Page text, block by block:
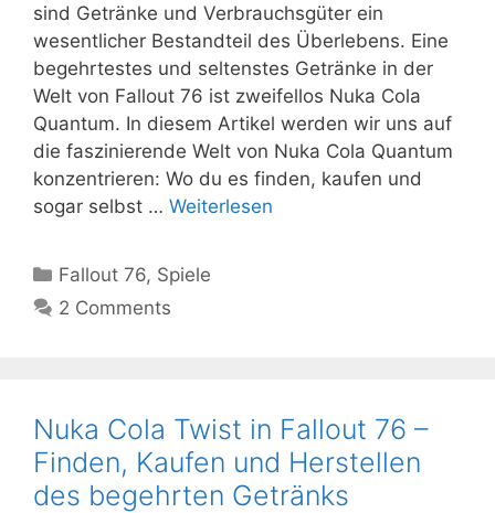
sind Getränke und Verbrauchsgüter ein
wesentlicher Bestandteil des Überlebens. Eine
begehrtestes und seltenstes Getränke in der
Welt von Fallout 76 ist zweifellos Nuka Cola
Quantum. In diesem Artikel werden wir uns auf
die faszinierende Welt von Nuka Cola Quantum
konzentrieren: Wo du es finden, kaufen und
sogar selbst … Weiterlesen
Kategorien
Fallout 76, Spiele
2 Comments
Nuka Cola Twist in Fallout 76 –
Finden, Kaufen und Herstellen
des begehrten Getränks